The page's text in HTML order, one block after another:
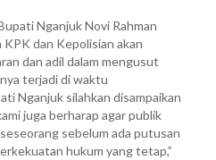
Nganjuk Novi Rahman
dan Kepolisian akan
dan adil dalam mengusut
terjadi di waktu
Nganjuk silahkan disampaikan
juga berharap agar publik
sebelum ada putusan
hukum yang tetap,”